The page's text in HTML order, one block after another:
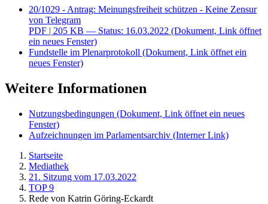
20/1029 - Antrag: Meinungsfreiheit schützen - Keine Zensur
von Telegram
PDF | 205 KB — Status: 16.03.2022 (Dokument, Link öffnet
ein neues Fenster)
Fundstelle im Plenarprotokoll (Dokument, Link öffnet ein
neues Fenster)
Weitere Informationen
Nutzungsbedingungen (Dokument, Link öffnet ein neues
Fenster)
Aufzeichnungen im Parlamentsarchiv (Interner Link)
Startseite
Mediathek
21. Sitzung vom 17.03.2022
TOP 9
Rede von Katrin Göring-Eckardt